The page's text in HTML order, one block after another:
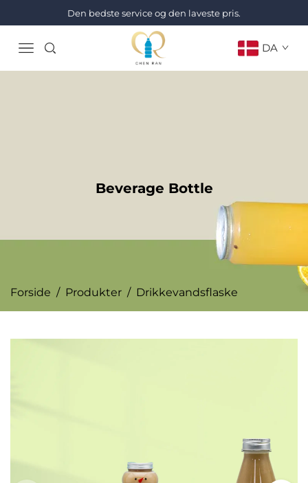
Den bedste service og den laveste pris.
DA
Forside / Produkter / Drikkevandsflaske
Beverage Bottle